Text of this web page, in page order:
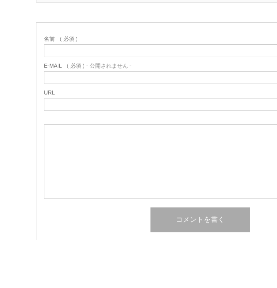
名前 ( 必須 )
E-MAIL ( 必須 ) - 公開されません -
URL